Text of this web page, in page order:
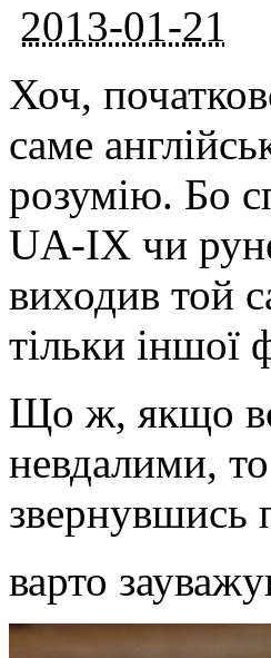
2013-01-21
Хоч,
саме
розумію. Бо
UA-IX чи
виходив той
тільки
Що ж, якщо
невдалими,
звернувшись
варто